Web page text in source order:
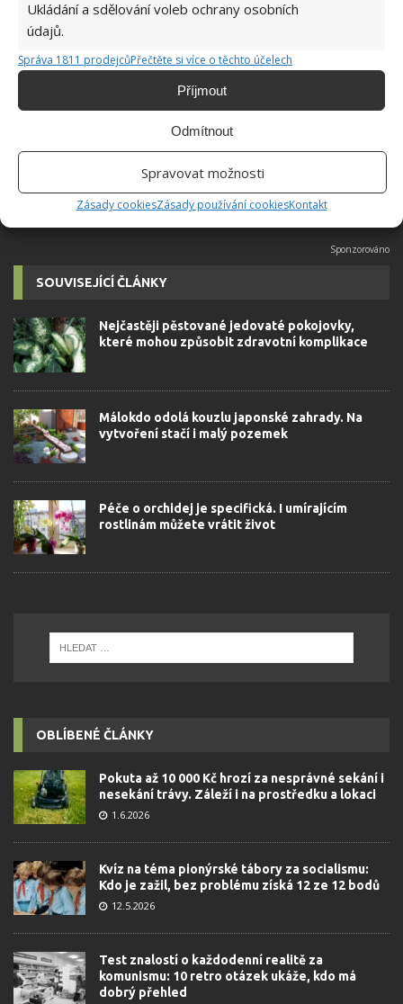
Ukládání a sdělování voleb ochrany osobních
údajů.
Správa 1811 prodejcůPřečtěte si více o těchto účelech
Příjmout
Odmítnout
Spravovat možnosti
Zásady cookiesZásady používání cookiesKontakt
Hana Musilová
přidala během svých studií a práce
rozhodla zůstat. Její v...
autorovi]
SOUVISEJÍCÍ ČLÁNKY
Nejčastěji pěstované jedovaté pokojovky,
které mohou způsobit zdravotní komplikace
Málokdo odolá kouzlu japonské zahrady. Na
vytvoření stačí i malý pozemek
Péče o orchidej je specifická. I umírajícím
rostlinám můžete vrátit život
OBLÍBENÉ ČLÁNKY
Pokuta až 10 000 Kč hrozí za nesprávné sekání i
nesekání trávy. Záleží i na prostředku a lokaci
1.6.2026
Kvíz na téma pionýrské tábory za socialismu:
Kdo je zažil, bez problému získá 12 ze 12 bodů
12.5.2026
Test znalostí o každodenní realitě za
komunismu: 10 retro otázek ukáže, kdo má
dobrý přehled